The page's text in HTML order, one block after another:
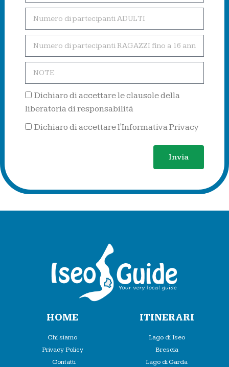
Dichiaro di accettare le clausole della
liberatoria di responsabilità
Dichiaro di accettare l'Informativa Privacy
Invia
HOME
Chi siamo
Privacy Policy
Contatti
ITINERARI
Lago di Iseo
Brescia
Lago di Garda